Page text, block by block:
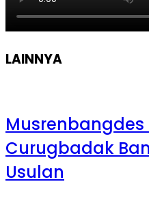
LAINNYA
Musrenbangdes
Curugbadak
Usulan